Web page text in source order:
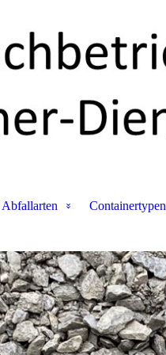
Abfallarten Containertypen